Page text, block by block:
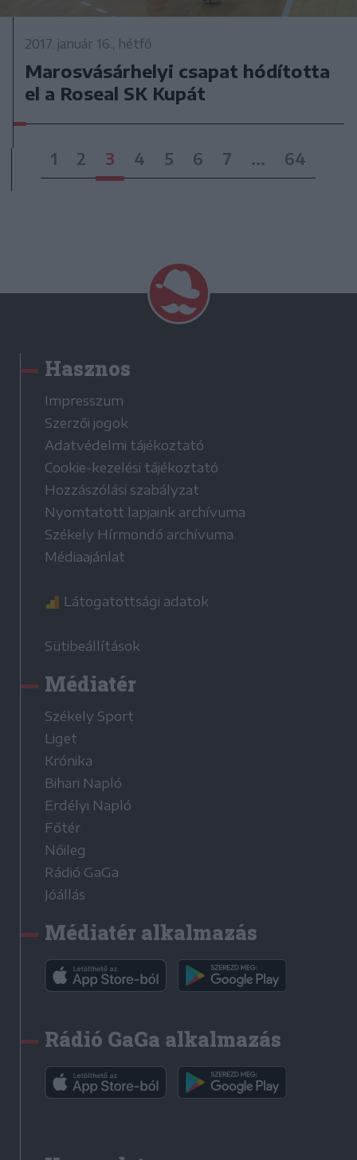
2017. január 16., hétfő
Marosvásárhelyi csapat hódította
el a Roseal SK Kupát
1 2 3 4 5 6 7 ... 64
Hasznos
Impresszum
Szerzői jogok
Adatvédelmi tájékoztató
Cookie-kezelési tájékoztató
Hozzászólási szabályzat
Nyomtatott lapjaink archívuma
Székely Hírmondó archívuma
Médiaajánlat
Látogatottsági adatok
Sütibeállítások
Médiatér
Székely Sport
Liget
Krónika
Bihari Napló
Erdélyi Napló
Főtér
Nőileg
Rádió GaGa
Jóállás
Médiatér alkalmazás
Rádió GaGa alkalmazás